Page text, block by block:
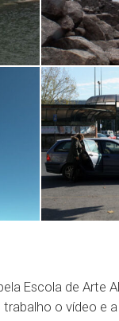
Escola de Arte
o vídeo e